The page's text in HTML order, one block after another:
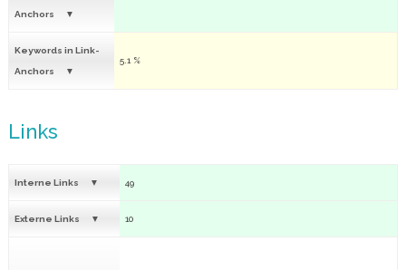
Anchors
Keywords in Link-
Anchors
5.1 %
Links
Interne Links 49
Externe Links 10